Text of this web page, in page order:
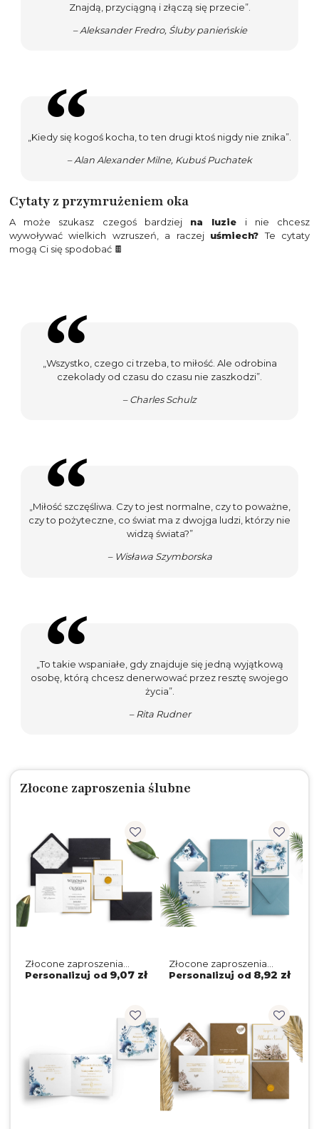
Znajdą, przyciągną i złączą się przecie”.
– Aleksander Fredro, Śluby panieńskie
„Kiedy się kogoś kocha, to ten drugi ktoś nigdy nie znika”.
– Alan Alexander Milne, Kubuś Puchatek
Cytaty z przymrużeniem oka
A może szukasz czegoś bardziej na luzie i nie chcesz
wywoływać wielkich wzruszeń, a raczej uśmiech? Te cytaty
mogą Ci się spodobać 🍫
„Wszystko, czego ci trzeba, to miłość. Ale odrobina
czekolady od czasu do czasu nie zaszkodzi”.
– Charles Schulz
„Miłość szczęśliwa. Czy to jest normalne, czy to poważne,
czy to pożyteczne, co świat ma z dwojga ludzi, którzy nie
widzą świata?”
– Wisława Szymborska
„To takie wspaniałe, gdy znajduje się jedną wyjątkową
osobę, którą chcesz denerwować przez resztę swojego
życia”.
– Rita Rudner
Złocone zaproszenia ślubne
Złocone zaproszenia
ślubne Minimalistyczne
z czarną kopertą, złotą
Personalizuj od 9,07 zł
Złocone zaproszenia
ślubne Kwadratowe
Składane Azure Flowers
Personalizuj od 8,92 zł